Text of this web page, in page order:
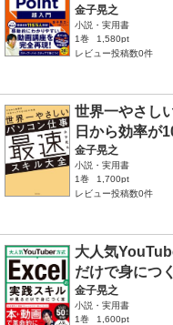
金子晃之
小説・実用書
1巻
1,580pt
レビュー投稿数0件
世界一やさし
日から効率が
金子晃之
小説・実用書
1巻
1,700pt
レビュー投稿数0件
大人気
だけで身につ
金子晃之
小説・実用書
1巻
1,600pt